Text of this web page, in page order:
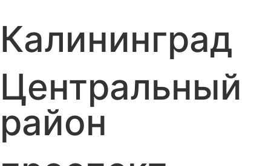
Калининград
Центральный
район